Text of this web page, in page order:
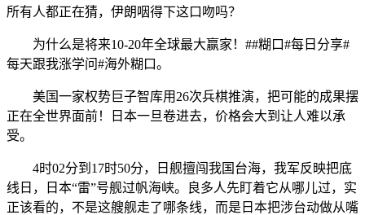
所有人都正在猜，伊朗咽得下这口吻吗？
为什么是将来10-20年全球最大赢家！##糊口#每日分享#
每天跟我涨学问#海外糊口。
美国一家权势巨子智库用26次兵棋推演，把可能的成果摆
正在全世界面前！日本一旦卷进去，价格会大到让人难以承
受。
4时02分到17时50分，日舰擅闯我国台海，我军反映把底
线日，日本“雷”号舰过帆海峡。良多人先盯着它从哪儿过，实
正该看的，不是这艘舰走了哪条线，而是日本把涉台动做从嘴